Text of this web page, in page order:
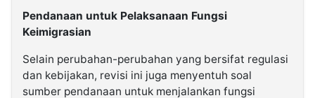
Pendanaan untuk Pelaksanaan Fungsi
Keimigrasian
Selain perubahan-perubahan yang bersifat regulasi
dan kebijakan, revisi ini juga menyentuh soal
sumber pendanaan untuk menjalankan fungsi